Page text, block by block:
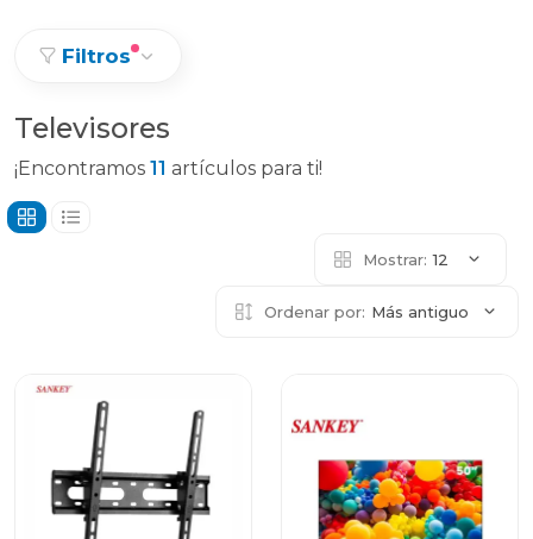
Filtros
Televisores
¡Encontramos 11 artículos para ti!
Mostrar: 12
Ordenar por: Más antiguo